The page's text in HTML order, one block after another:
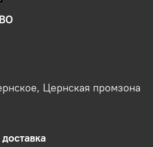
Цернская промзона